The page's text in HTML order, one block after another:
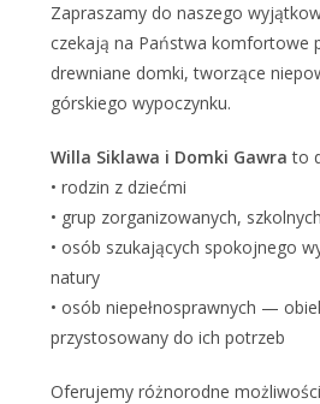
Zapraszamy do naszego
czekają na Państwa komfortowe
drewniane domki, tworzące
górskiego wypoczynku.
Willa Siklawa i Domki Gawra to
• rodzin z dziećmi
• grup zorganizowanych,
• osób szukających spokojnego
natury
• osób niepełnosprawnych —
przystosowany do ich potrzeb
Oferujemy różnorodne